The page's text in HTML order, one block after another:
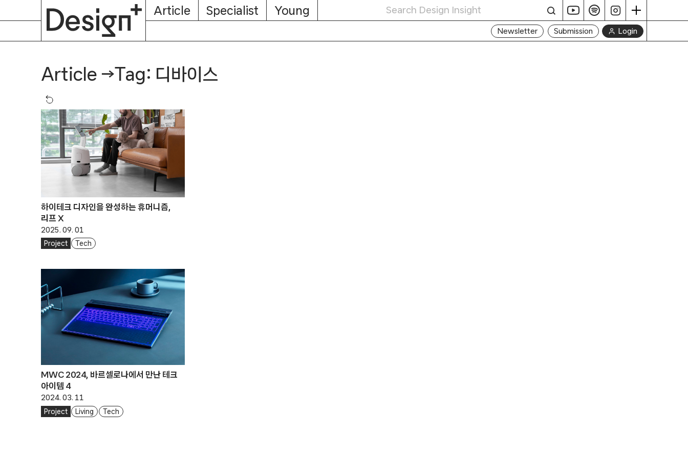
Article Specialist Young
Newsletter Submission Login
Article →Tag: 디바이스
하이테크 디자인을 완성하는 휴머니즘,
리프 X
2025. 09. 01
Project Tech
MWC 2024, 바르셀로나에서 만난 테크
아이템 4
2024. 03. 11
Project Living Tech
About
Subscription
Magazine